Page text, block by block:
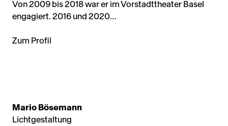
Von 2009 bis 2018 war er im Vorstadttheater Basel
engagiert. 2016 und 2020…
Zum Profil
Mario Bösemann
Lichtgestaltung